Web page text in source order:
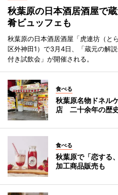
秋葉原の日本酒居酒屋で
肴ビュッフェも
秋葉原の日本酒居酒屋「虎連坊（と
区外神田1）で3月4日、「蔵元の解
付き試飲会」が開催される。
食べる
秋葉原名物ドネル
店 二十余年の歴
食べる
秋葉原で「恋する
加工商品販売も